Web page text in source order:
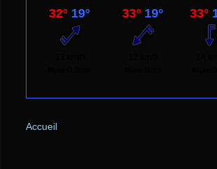
Accueil